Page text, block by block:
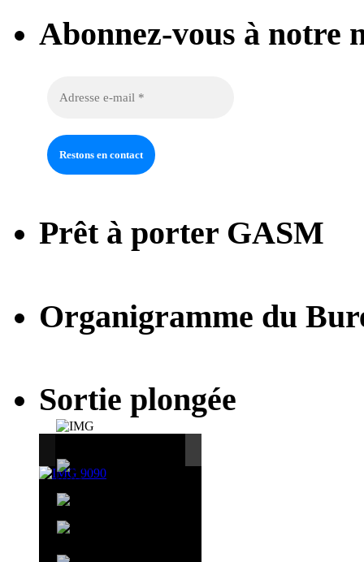
Abonnez-vous à notre
Prêt à porter GASM
Organigramme du
Sortie plongée